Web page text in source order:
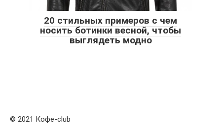
20 стильных примеров с чем
носить ботинки весной, чтобы
выглядеть модно
© 2021 Кофе-club